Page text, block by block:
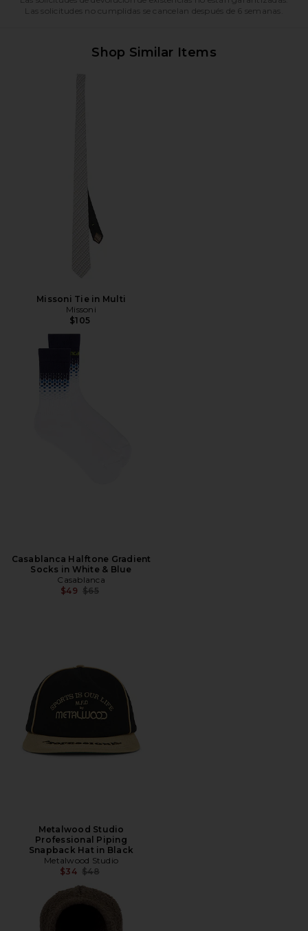
Las solicitudes no cumplidas se cancelan después de 6 semanas.
Shop Similar Items
Missoni Tie in Multi
Missoni
$105
Casablanca Halftone Gradient
Socks in White & Blue
Casablanca
$49 Precio anterior:
$65
Metalwood Studio
Professional Piping
Snapback Hat in Black
Metalwood Studio
$34 Precio anterior:
$48